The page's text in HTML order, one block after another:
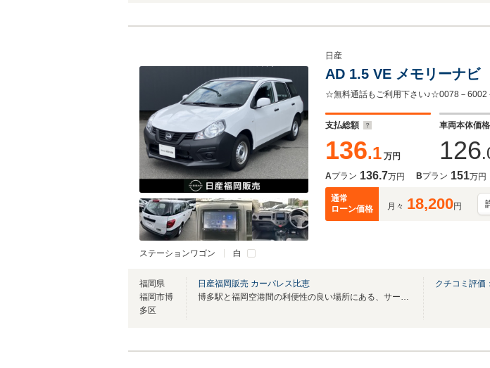
ステーションワゴン 白
日産
AD 1.5 VE メモリーナ
☆無料通話もご利用下さい♪☆0078－
支払総額
136.1 万円
車両本体価格
126
Aプラン 136.7万円 Bプラン 151万円
通常
ローン価格
月々 18,200円
福岡県
福岡市博
多区
日産福岡販売 カーパレス比恵
博多駅と福岡空港間の利便性の良い場所にある、サービス工場併設の中古車展示場です★
クチコミ評価：